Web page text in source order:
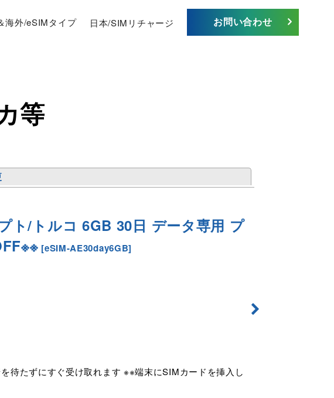
海外/eSIMタイプ 日本/SIMリチャージ お問い合わせ
等
ト/トルコ 6GB 30日 データ専用 プ
[eSIM-AE30day6GB]
待たずにすぐ受け取れます ※※端末にSIMカードを挿入し